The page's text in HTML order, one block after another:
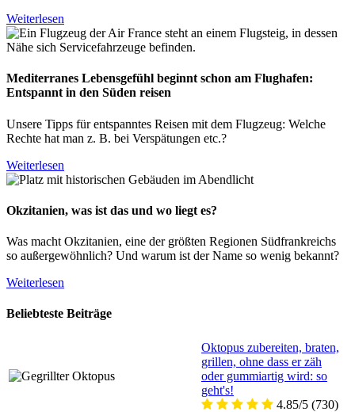
Weiterlesen
Mediterranes Lebensgefühl beginnt schon am Flughafen:
Entspannt in den Süden reisen
Unsere Tipps für entspanntes Reisen mit dem Flugzeug: Welche
Rechte hat man z. B. bei Verspätungen etc.?
Weiterlesen
Okzitanien, was ist das und wo liegt es?
Was macht Okzitanien, eine der größten Regionen Südfrankreichs
so außergewöhnlich? Und warum ist der Name so wenig bekannt?
Weiterlesen
Beliebteste Beiträge
Oktopus zubereiten, braten,
grillen, ohne dass er zäh
oder gummiartig wird: so
geht's!
4.85/5 (730)